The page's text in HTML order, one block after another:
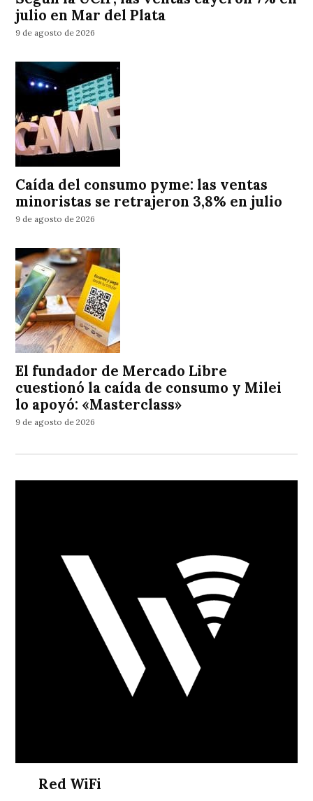
julio en Mar del Plata
9 de agosto de 2026
Caída del consumo pyme: las ventas
minoristas se retrajeron 3,8% en julio
9 de agosto de 2026
El fundador de Mercado Libre
cuestionó la caída de consumo y Milei
lo apoyó: «Masterclass»
9 de agosto de 2026
Red WiFi